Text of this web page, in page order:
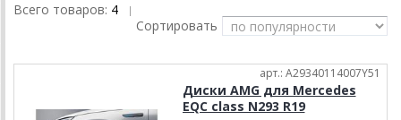
Всего товаров: 4 |
Сортировать
арт.: A29340114007Y51
Диски AMG для Mercedes
EQC class N293 R19